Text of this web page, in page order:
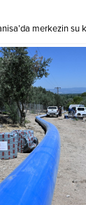
merkezin su